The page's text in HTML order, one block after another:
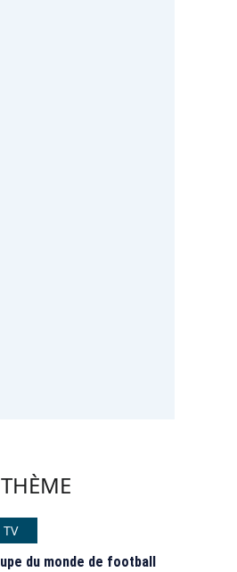
TV
du monde de football